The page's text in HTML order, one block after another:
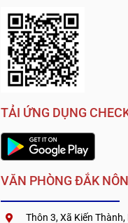
TẢI ỨNG DỤNG
VĂN PHÒNG ĐẮK
Thôn 3, Xã Kiến